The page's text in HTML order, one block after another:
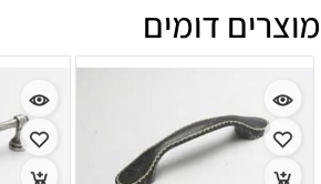
מוצרים דומים